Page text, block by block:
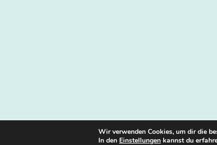
Wir verwenden Cookies, um dir die
In den Einstellungen kannst du